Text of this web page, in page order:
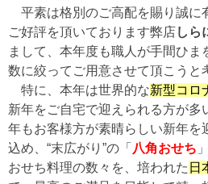
平素は格別のご高配を賜り誠に
ご好評を頂いております弊店しら
まして、本年度も職人が手間ひま
数に絞ってご用意させて頂こうと
特に、本年は世界的な新型コロ
新年をご自宅で迎えられる方が多
年もお客様方が素晴らしい新年を
込め、 “末広がり”の「 八角おせち
おせち料理の数々を、培われた 日